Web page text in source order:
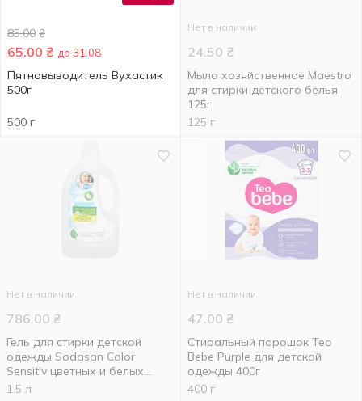
85.00 ₴
65.00 ₴ до 31.08
Пятновыводитель Вухастик
500г
500 г
Нет в наличии
24.50 ₴
Мыло хозяйственное Maestro
для стирки детского белья
125г
125 г
Нет в наличии
786.00 ₴
Гель для стирки детской
одежды Sodasan Color
Sensitiv цветных и белых
вещей 1,5л
1.5 л
Нет в наличии
47.00 ₴
Стиральный порошок Teo
Bebe Purple для детской
одежды 400г
400 г